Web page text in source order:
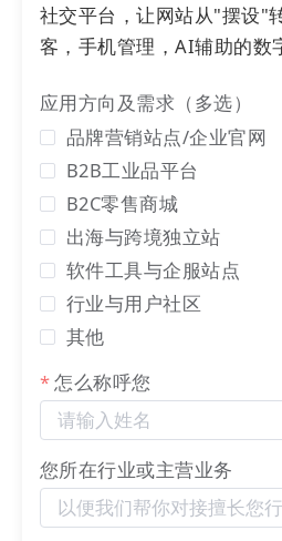
iii. 首页流量消耗可按时间筛
耗
为了便于用户查看系统/网站
流量消耗情况，我们在官微
用统计中，新增了查看过去时
如下图红框内所示，选择一
段时间按天为单位所统计的流
社交平台，让网站从"摆设"
客，手机管理，AI辅助的数
应用方向及需求（多选）
品牌营销站点/企业官网
B2B工业品平台
B2C零售商城
出海与跨境独立站
软件工具与企服站点
行业与用户社区
其他
怎么称呼您
您所在行业或主营业务